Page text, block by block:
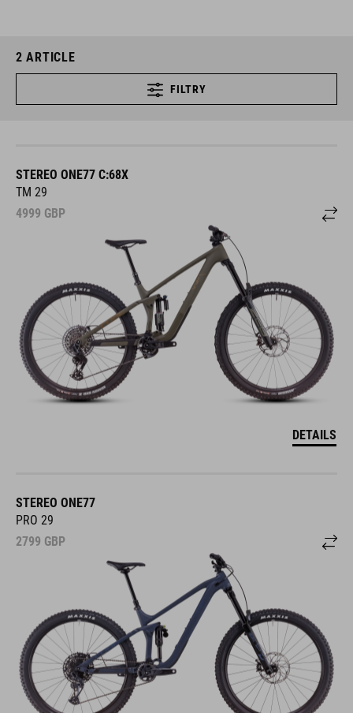
2 ARTICLE
FILTRY
STEREO ONE77 C:68X
TM 29
4999 GBP
DETAILS
STEREO ONE77
PRO 29
2799 GBP